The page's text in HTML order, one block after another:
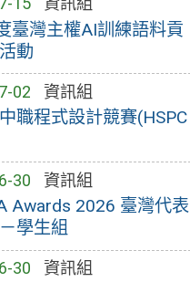
臺灣主權AI訓練語料貢
動
02 資訊組
職程式設計競賽(HSPC
30 資訊組
Awards 2026 臺灣代表
學生組
30 資訊組